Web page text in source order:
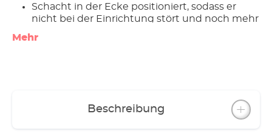
Schacht in der Ecke positioniert, sodass er
nicht bei der Einrichtung stört und noch mehr
Wasserausströmung individuell konfigurierbar
durch Bodenbohrung im hinteren Bereich
Atmosphärische LED-Beleuchtung im Möbel
mit digitaler Steuerung über WLAN – dank
Mehr
Beschreibung